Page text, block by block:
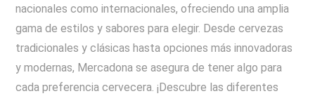
nacionales como internacionales, ofreciendo una amplia
gama de estilos y sabores para elegir. Desde cervezas
tradicionales y clásicas hasta opciones más innovadoras
y modernas, Mercadona se asegura de tener algo para
cada preferencia cervecera. ¡Descubre las diferentes